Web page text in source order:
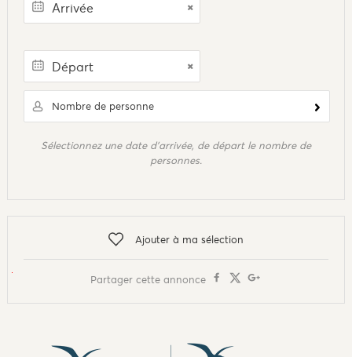
Nombre de personne
Sélectionnez une date d'arrivée, de départ le nombre de
personnes.
Ajouter à ma sélection
Partager cette annonce